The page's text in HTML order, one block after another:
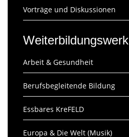
Vorträge und Diskussionen
Weiterbildungswerk
Arbeit & Gesundheit
Berufsbegleitende Bildung
Essbares KreFELD
Europa & Die Welt (Musik)